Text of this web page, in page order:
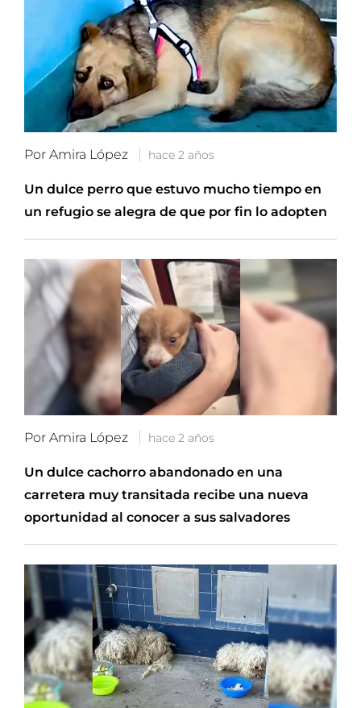
Por Amira López hace 2 años
Un dulce perro que estuvo mucho tiempo en
un refugio se alegra de que por fin lo adopten
Por Amira López hace 2 años
Un dulce cachorro abandonado en una
carretera muy transitada recibe una nueva
oportunidad al conocer a sus salvadores